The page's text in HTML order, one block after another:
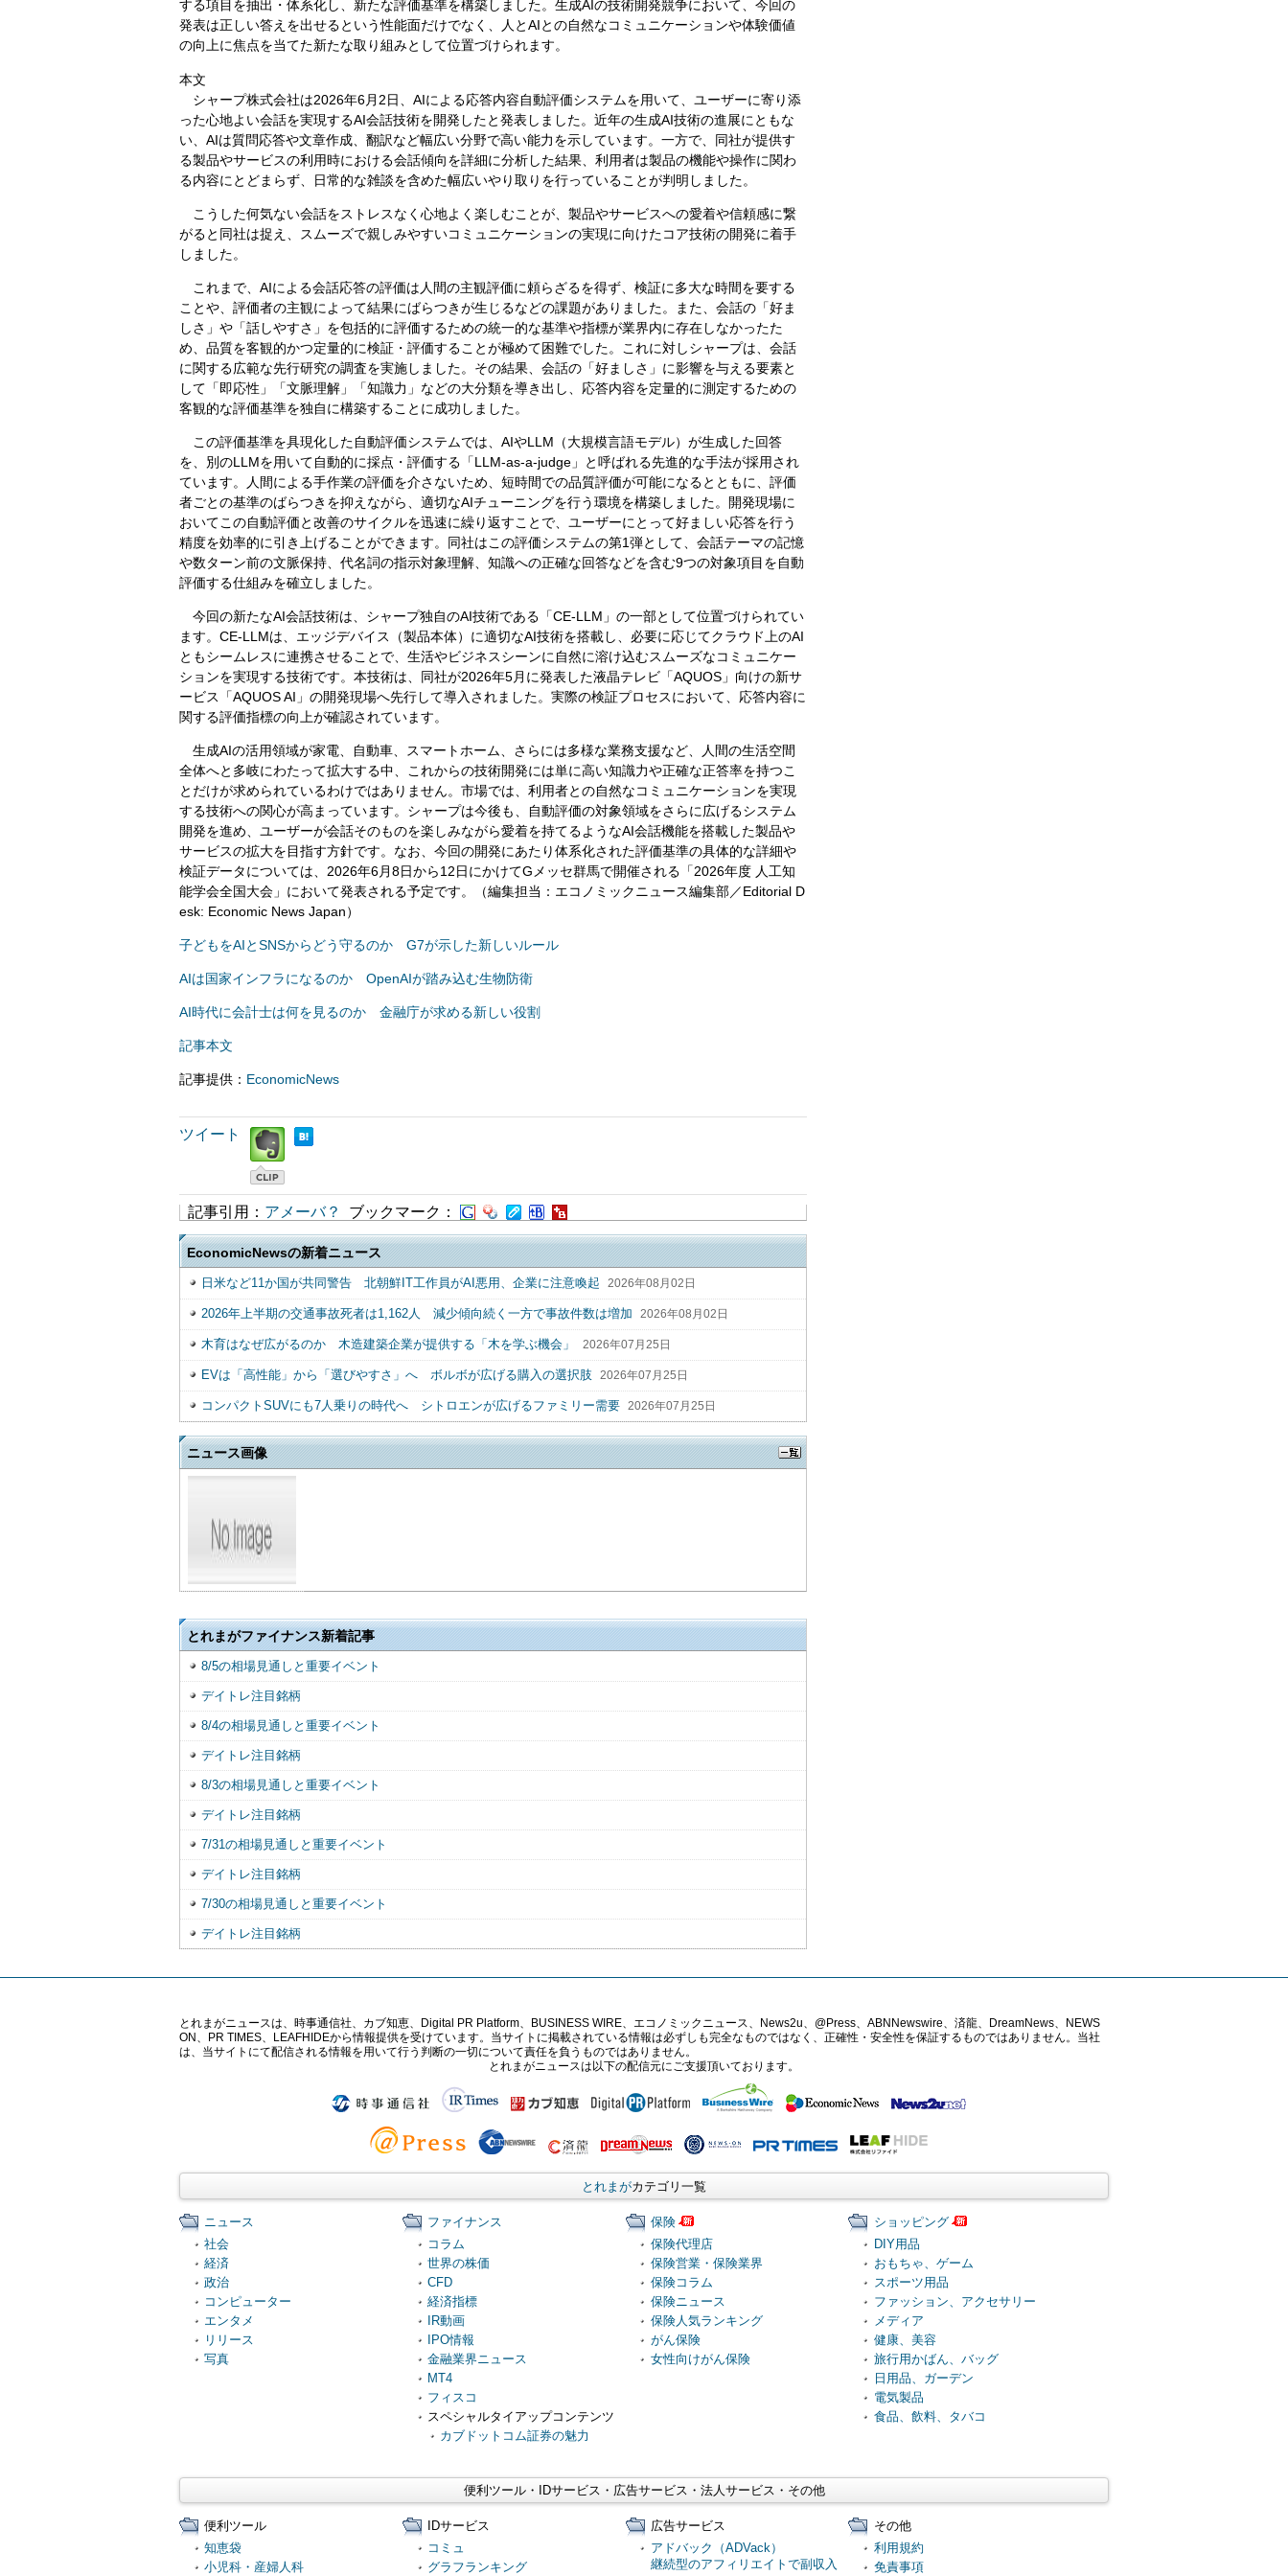
する項目を抽出・体系化し、新たな評価基準を構築しました。生成AIの技術開発競争において、今回の
発表は正しい答えを出せるという性能面だけでなく、人とAIとの自然なコミュニケーションや体験価値
の向上に焦点を当てた新たな取り組みとして位置づけられます。
本文
シャープ株式会社は2026年6月2日、AIによる応答内容自動評価システムを用いて、ユーザーに寄り添
った心地よい会話を実現するAI会話技術を開発したと発表しました。近年の生成AI技術の進展にともな
い、AIは質問応答や文章作成、翻訳など幅広い分野で高い能力を示しています。一方で、同社が提供す
る製品やサービスの利用時における会話傾向を詳細に分析した結果、利用者は製品の機能や操作に関わ
る内容にとどまらず、日常的な雑談を含めた幅広いやり取りを行っていることが判明しました。
こうした何気ない会話をストレスなく心地よく楽しむことが、製品やサービスへの愛着や信頼感に繋
がると同社は捉え、スムーズで親しみやすいコミュニケーションの実現に向けたコア技術の開発に着手
しました。
これまで、AIによる会話応答の評価は人間の主観評価に頼らざるを得ず、検証に多大な時間を要する
ことや、評価者の主観によって結果にばらつきが生じるなどの課題がありました。また、会話の「好ま
しさ」や「話しやすさ」を包括的に評価するための統一的な基準や指標が業界内に存在しなかったた
め、品質を客観的かつ定量的に検証・評価することが極めて困難でした。これに対しシャープは、会話
に関する広範な先行研究の調査を実施しました。その結果、会話の「好ましさ」に影響を与える要素と
して「即応性」「文脈理解」「知識力」などの大分類を導き出し、応答内容を定量的に測定するための
客観的な評価基準を独自に構築することに成功しました。
この評価基準を具現化した自動評価システムでは、AIやLLM（大規模言語モデル）が生成した回答
を、別のLLMを用いて自動的に採点・評価する「LLM-as-a-judge」と呼ばれる先進的な手法が採用され
ています。人間による手作業の評価を介さないため、短時間での品質評価が可能になるとともに、評価
者ごとの基準のばらつきを抑えながら、適切なAIチューニングを行う環境を構築しました。開発現場に
おいてこの自動評価と改善のサイクルを迅速に繰り返すことで、ユーザーにとって好ましい応答を行う
精度を効率的に引き上げることができます。同社はこの評価システムの第1弾として、会話テーマの記憶
や数ターン前の文脈保持、代名詞の指示対象理解、知識への正確な回答などを含む9つの対象項目を自動
評価する仕組みを確立しました。
今回の新たなAI会話技術は、シャープ独自のAI技術である「CE-LLM」の一部として位置づけられてい
ます。CE-LLMは、エッジデバイス（製品本体）に適切なAI技術を搭載し、必要に応じてクラウド上のAI
ともシームレスに連携させることで、生活やビジネスシーンに自然に溶け込むスムーズなコミュニケー
ションを実現する技術です。本技術は、同社が2026年5月に発表した液晶テレビ「AQUOS」向けの新サ
ービス「AQUOS AI」の開発現場へ先行して導入されました。実際の検証プロセスにおいて、応答内容に
関する評価指標の向上が確認されています。
生成AIの活用領域が家電、自動車、スマートホーム、さらには多様な業務支援など、人間の生活空間
全体へと多岐にわたって拡大する中、これからの技術開発には単に高い知識力や正確な正答率を持つこ
とだけが求められているわけではありません。市場では、利用者との自然なコミュニケーションを実現
する技術への関心が高まっています。シャープは今後も、自動評価の対象領域をさらに広げるシステム
開発を進め、ユーザーが会話そのものを楽しみながら愛着を持てるようなAI会話機能を搭載した製品や
サービスの拡大を目指す方針です。なお、今回の開発にあたり体系化された評価基準の具体的な詳細や
検証データについては、2026年6月8日から12日にかけてGメッセ群馬で開催される「2026年度 人工知
能学会全国大会」において発表される予定です。（編集担当：エコノミックニュース編集部／Editorial D
esk: Economic News Japan）
子どもをAIとSNSからどう守るのか G7が示した新しいルール
AIは国家インフラになるのか OpenAIが踏み込む生物防衛
AI時代に会計士は何を見るのか 金融庁が求める新しい役割
記事本文
記事提供： EconomicNews
ツイート
記事引用： アメーバ？ ブックマーク：
EconomicNewsの新着ニュース
日米など11か国が共同警告 北朝鮮IT工作員がAI悪用、企業に注意喚起 2026年08月02日
2026年上半期の交通事故死者は1,162人 減少傾向続く一方で事故件数は増加 2026年08月02日
木育はなぜ広がるのか 木造建築企業が提供する「木を学ぶ機会」 2026年07月25日
EVは「高性能」から「選びやすさ」へ ボルボが広げる購入の選択肢 2026年07月25日
コンパクトSUVにも7人乗りの時代へ シトロエンが広げるファミリー需要 2026年07月25日
ニュース画像
とれまがファイナンス新着記事
8/5の相場見通しと重要イベント
デイトレ注目銘柄
8/4の相場見通しと重要イベント
デイトレ注目銘柄
8/3の相場見通しと重要イベント
デイトレ注目銘柄
7/31の相場見通しと重要イベント
デイトレ注目銘柄
7/30の相場見通しと重要イベント
デイトレ注目銘柄
とれまがニュースは、時事通信社、カブ知恵、Digital PR Platform、BUSINESS WIRE、エコノミックニュース、News2u、@Press、ABNNewswire、済龍、DreamNews、NEWS
ON、PR TIMES、LEAFHIDEから情報提供を受けています。当サイトに掲載されている情報は必ずしも完全なものではなく、正確性・安全性を保証するものではありません。当社
は、当サイトにて配信される情報を用いて行う判断の一切について責任を負うものではありません。
とれまがニュースは以下の配信元にご支援頂いております。
とれまがカテゴリ一覧
ニュース
社会
経済
政治
コンピューター
エンタメ
リリース
写真
ファイナンス
コラム
世界の株価
CFD
経済指標
IR動画
IPO情報
金融業界ニュース
MT4
フィスコ
スペシャルタイアップコンテンツ
カブドットコム証券の魅力
保険
保険代理店
保険営業・保険業界
保険コラム
保険ニュース
保険人気ランキング
がん保険
女性向けがん保険
ショッピング
DIY用品
おもちゃ、ゲーム
スポーツ用品
ファッション、アクセサリー
メディア
健康、美容
旅行用かばん、バッグ
日用品、ガーデン
電気製品
食品、飲料、タバコ
便利ツール・IDサービス・広告サービス・法人サービス・その他
便利ツール
知恵袋
小児科・産婦人科
IDサービス
コミュ
グラフランキング
広告サービス
アドバック（ADVack）
継続型のアフィリエイトで副収入
その他
利用規約
免責事項